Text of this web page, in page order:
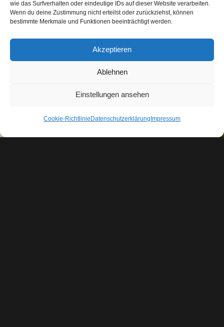
wie das Surfverhalten oder eindeutige IDs auf dieser Website verarbeiten.
Wenn du deine Zustimmung nicht erteilst oder zurückziehst, können
bestimmte Merkmale und Funktionen beeinträchtigt werden.
Akzeptieren
Ablehnen
Einstellungen ansehen
Cookie-RichtlinieDatenschutzerklärungImpressum
nicht behalten kann, damit er gewinnt,